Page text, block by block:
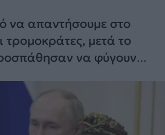
να απαντήσουμε στο
τρομοκράτες, μετά το
να φύγουν
τους περίμενε εκεί;»